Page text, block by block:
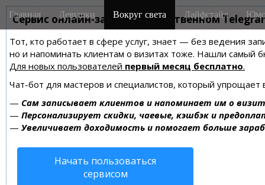
Сервис онлайн-записи на собственном
Тот, кто работает в сфере услуг, знает — без ведения
но и напоминать клиентам о визитах тоже. Нашли самый
Для новых пользователей первый месяц бесплатно.
Чат-бот для мастеров и специалистов, который упрощает
— Сам записывает клиентов и напоминает им о
— Персонализирует скидки, чаевые, кэшбэк и
— Увеличивает доходимость и помогает больше
Начать пользоваться
сервисом
M
a
n
m
e
n
u
i
Главная Девушки Вокруг света Лайфстайл